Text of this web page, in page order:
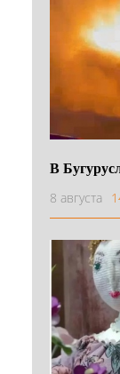
В
8 августа